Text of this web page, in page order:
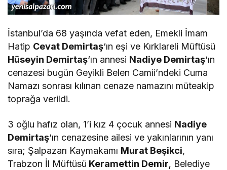
İstanbul’da 68 yaşında vefat eden, Emekli İmam
Hatip Cevat Demirtaş‘ın eşi ve Kırklareli Müftüsü
Hüseyin Demirtaş‘ın annesi Nadiye Demirtaş‘ın
cenazesi bugün Geyikli Belen Camii’ndeki Cuma
Namazı sonrası kılınan cenaze namazını müteakip
toprağa verildi.
3 oğlu hafız olan, 1’i kız 4 çocuk annesi Nadiye
Demirtaş‘ın cenazesine ailesi ve yakınlarının yanı
sıra; Şalpazarı Kaymakamı Murat Beşikci,
Trabzon İl Müftüsü Keramettin Demir,
Belediye